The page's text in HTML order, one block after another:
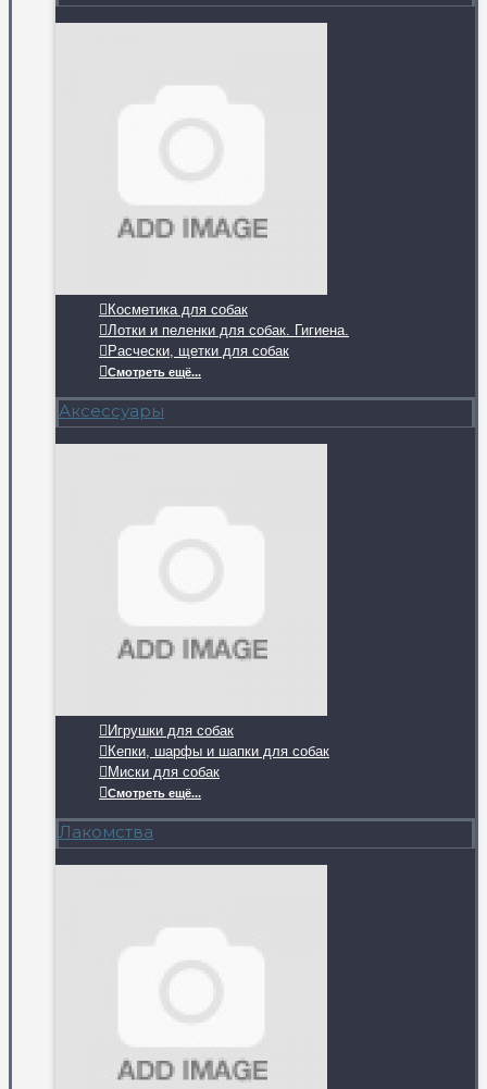
Косметика для собак
Лотки и пеленки для собак. Гигиена.
Расчески, щетки для собак
Смотреть ещё...
Аксессуары
Игрушки для собак
Кепки, шарфы и шапки для собак
Миски для собак
Смотреть ещё...
Лакомства